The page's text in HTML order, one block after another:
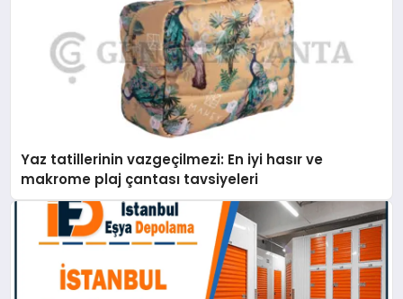
Yaz tatillerinin vazgeçilmezi: En iyi hasır ve
makrome plaj çantası tavsiyeleri